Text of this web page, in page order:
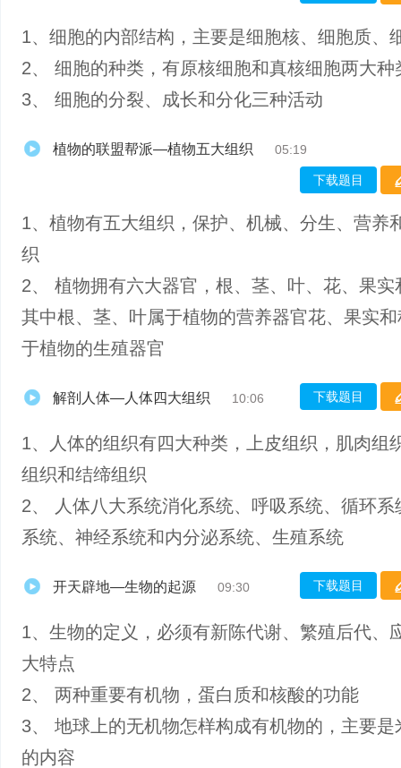
1、细胞的内部结构，主要是细胞核、细胞质、
2、 细胞的种类，有原核细胞和真核细胞两大种
3、 细胞的分裂、成长和分化三种活动
植物的联盟帮派—植物五大组织 05:19
下载题目
1、植物有五大组织，保护、机械、分生、营养
织
2、 植物拥有六大器官，根、茎、叶、花、果实
其中根、茎、叶属于植物的营养器官花、果实
于植物的生殖器官
解剖人体—人体四大组织 10:06 下载题目
1、人体的组织有四大种类，上皮组织，肌肉组
组织和结缔组织
2、 人体八大系统消化系统、呼吸系统、循环系
系统、神经系统和内分泌系统、生殖系统
开天辟地—生物的起源 09:30 下载题目
1、生物的定义，必须有新陈代谢、繁殖后代、
大特点
2、 两种重要有机物，蛋白质和核酸的功能
3、 地球上的无机物怎样构成有机物的，主要是
的内容